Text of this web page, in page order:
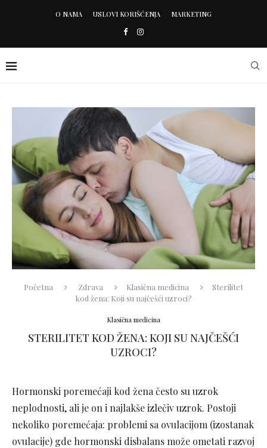
O NAMA USLOVI KORIŠĆENJA MARKETING
Početna Zdrava Klasična medicina
Sterilitet
kod žena: Koji su najčešći uzroci?
Klasična medicina
STERILITET KOD ŽENA: KOJI SU NAJČEŠĆI
UZROCI?
Hormonski poremećaji kod žena često su uzrok
neplodnosti, ali je on i najlakše izlečiv uzrok. Postoji
nekoliko poremećaja: problemi sa ovulacijom (izostanak
ovulacije) gde hormonski disbalans može ometati razvoj